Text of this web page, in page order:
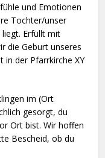
und Emotionen
Tochter/unser
Erfüllt mit
die Geburt unseres
in der Pfarrkirche XY
im (Ort
gesorgt, du
Ort bist. Wir hoffen
Bescheid, ob du